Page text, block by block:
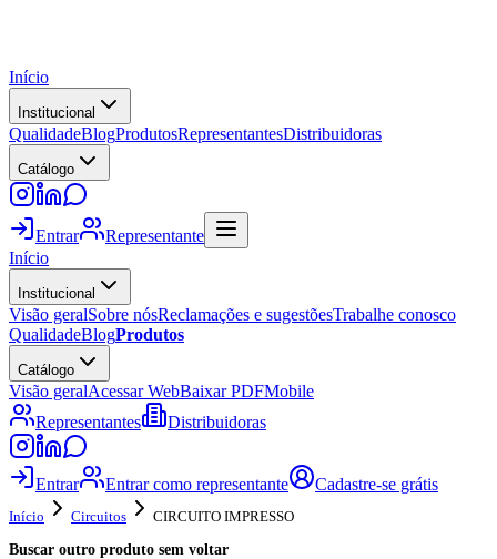
Início
Institucional
QualidadeBlogProdutosRepresentantesDistribuidoras
Catálogo
Entrar
Representante
Início
Institucional
Visão geralSobre nósReclamações e sugestõesTrabalhe conosco
QualidadeBlogProdutos
Catálogo
Visão geralAcessar WebBaixar PDFMobile
Representantes
Distribuidoras
Entrar Entrar como representante Cadastre-se grátis
Início Circuitos
CIRCUITO IMPRESSO
Buscar outro produto sem voltar